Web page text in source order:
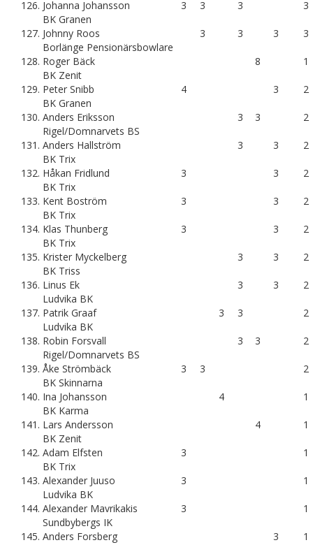
126. Johanna Johansson
BK Granen
3 3 3 3
127. Johnny Roos
Borlänge Pensionärsbowlare
3 3 3 3
128. Roger Bäck
BK Zenit
8 1
129. Peter Snibb
BK Granen
4 3 2
130. Anders Eriksson
Rigel/Domnarvets BS
3 3 2
131. Anders Hallström
BK Trix
3 3 2
132. Håkan Fridlund
BK Trix
3 3 2
133. Kent Boström
BK Trix
3 3 2
134. Klas Thunberg
BK Trix
3 3 2
135. Krister Myckelberg
BK Triss
3 3 2
136. Linus Ek
Ludvika BK
3 3 2
137. Patrik Graaf
Ludvika BK
3 3 2
138. Robin Forsvall
Rigel/Domnarvets BS
3 3 2
139. Åke Strömbäck
BK Skinnarna
3 3 2
140. Ina Johansson
BK Karma
4 1
141. Lars Andersson
BK Zenit
4 1
142. Adam Elfsten
BK Trix
3 1
143. Alexander Juuso
Ludvika BK
3 1
144. Alexander Mavrikakis
Sundbybergs IK
3 1
145. Anders Forsberg
3 1